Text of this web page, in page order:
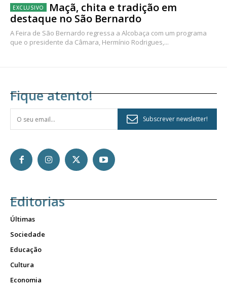
Maçã, chita e tradição em
destaque no São Bernardo
A Feira de São Bernardo regressa a Alcobaça com um programa
que o presidente da Câmara, Hermínio Rodrigues,...
Fique atento!
Subscrever newsletter!
Editorias
Últimas
Sociedade
Educação
Cultura
Economia